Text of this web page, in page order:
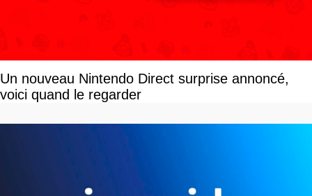
Un nouveau Nintendo Direct surprise annoncé,
voici quand le regarder